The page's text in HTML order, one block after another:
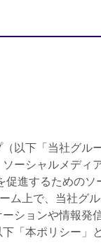
以下「当社グル
ソーシャルメデ
するためのソ
ム上で、当社グ
ションや情報発
「本ポリシー」